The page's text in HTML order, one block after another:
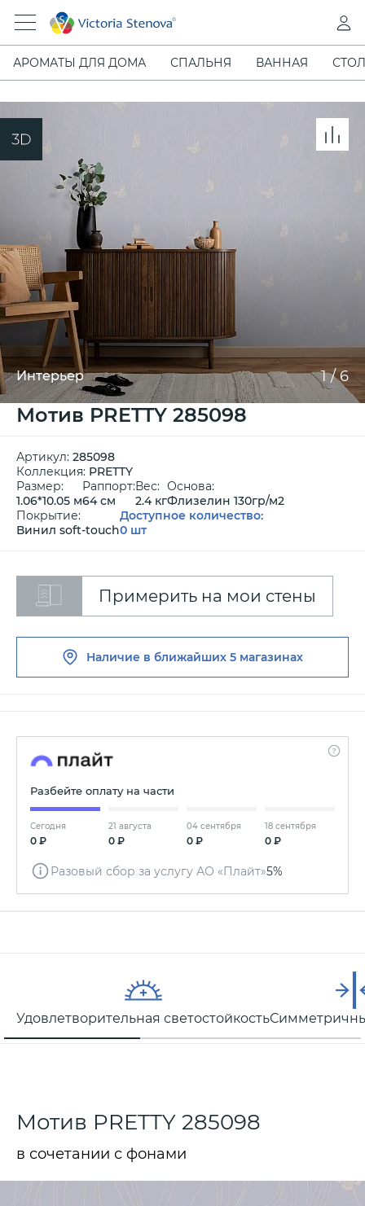
АРОМАТЫ ДЛЯ ДОМА СПАЛЬНЯ ВАННАЯ
Интерьер 1/6
Мотив PRETTY 285098
Артикул: 285098
Коллекция: PRETTY
Размер:
1.06*10.05 м
Раппорт:
64 см
Вес:
2.4 кг
Основа:
Флизелин 130гр/м2
Покрытие:
Винил soft-touch
Доступное количество:
0 шт
Примерить на мои стены
Наличие в ближайших 5 магазинах
Разбейте оплату на части
Сегодня
0 ₽
21 августа
0 ₽
04 сентября
0 ₽
18 сентября
0 ₽
Разовый сбор за услугу АО «Плайт»5%
Удовлетворительная светостойкость
Мотив PRETTY 285098
в сочетании с фонами